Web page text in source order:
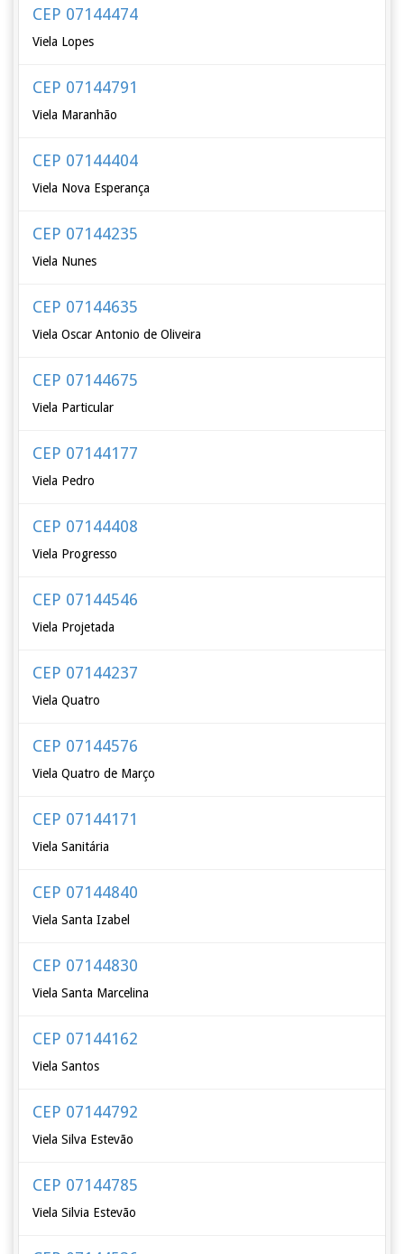
CEP 07144474
Viela Lopes
CEP 07144791
Viela Maranhão
CEP 07144404
Viela Nova Esperança
CEP 07144235
Viela Nunes
CEP 07144635
Viela Oscar Antonio de Oliveira
CEP 07144675
Viela Particular
CEP 07144177
Viela Pedro
CEP 07144408
Viela Progresso
CEP 07144546
Viela Projetada
CEP 07144237
Viela Quatro
CEP 07144576
Viela Quatro de Março
CEP 07144171
Viela Sanitária
CEP 07144840
Viela Santa Izabel
CEP 07144830
Viela Santa Marcelina
CEP 07144162
Viela Santos
CEP 07144792
Viela Silva Estevão
CEP 07144785
Viela Silvia Estevão